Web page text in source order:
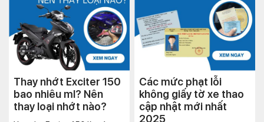
Thay nhớt Exciter 150
bao nhiêu ml? Nên
thay loại nhớt nào?
Các mức phạt lỗi
không giấy tờ xe thao
cập nhật mới nhất
2025